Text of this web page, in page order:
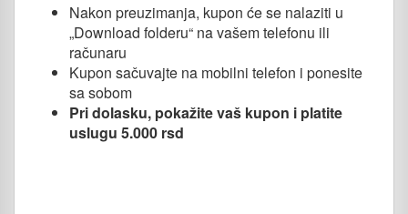
Nakon preuzimanja, kupon će se nalaziti u
„Download folderu“ na vašem telefonu ili
računaru
Kupon sačuvajte na mobilni telefon i ponesite
sa sobom
Pri dolasku, pokažite vaš kupon i platite
uslugu 5.000 rsd